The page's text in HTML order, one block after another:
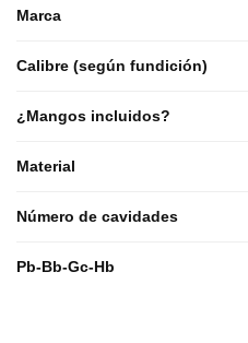
Marca
Calibre (según fundición)
¿Mangos incluidos?
Material
Número de cavidades
Pb-Bb-Gc-Hb